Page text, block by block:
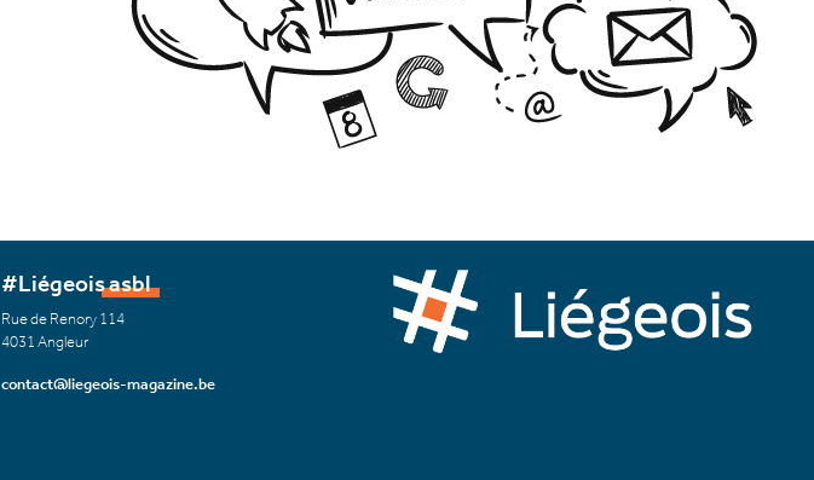
#Liégeois asbl
Rue de Renory 114
4031 Angleur
contact@liegeois-magazine.be